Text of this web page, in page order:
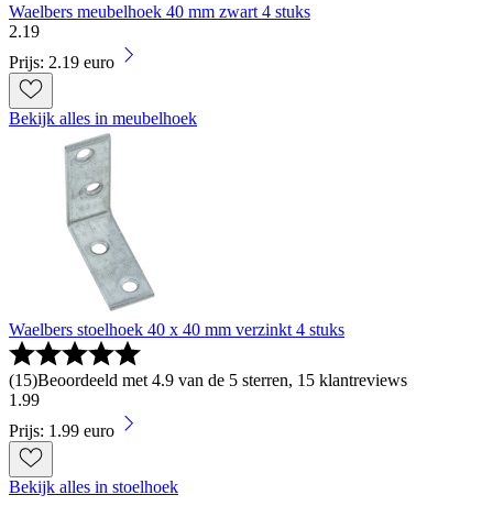
Waelbers meubelhoek 40 mm zwart 4 stuks
2.19
Prijs: 2.19 euro
Bekijk alles in meubelhoek
Waelbers stoelhoek 40 x 40 mm verzinkt 4 stuks
(15)Beoordeeld met 4.9 van de 5 sterren, 15 klantreviews
1 .99
Prijs: 1.99 euro
Bekijk alles in stoelhoek